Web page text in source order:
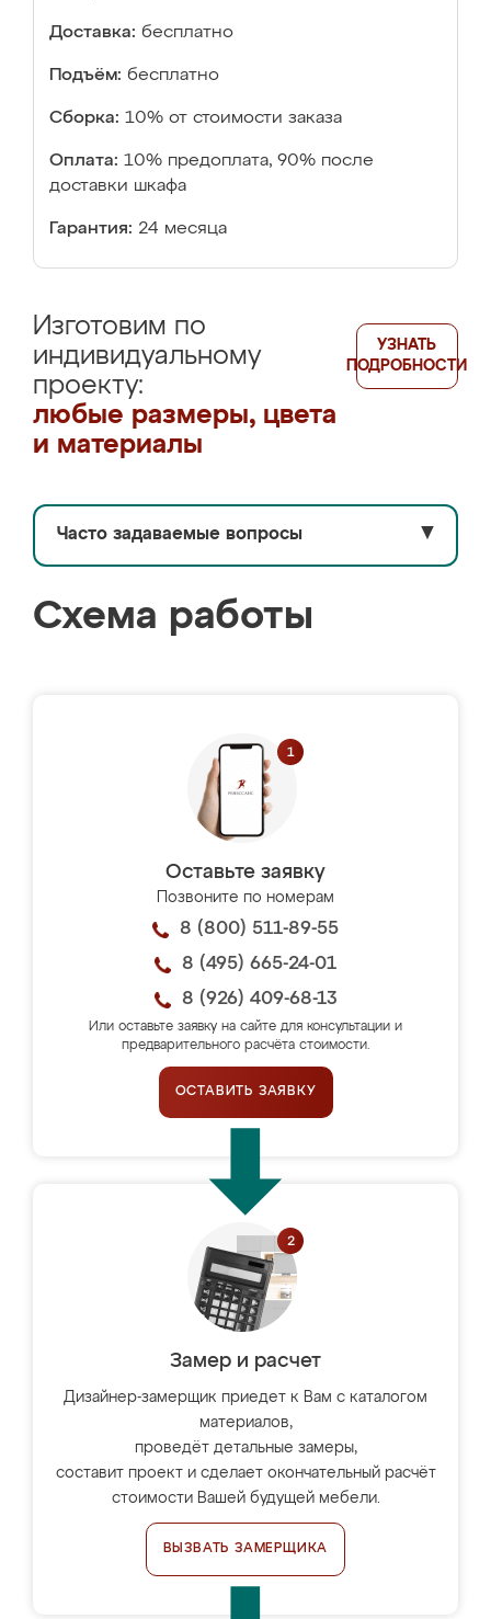
Доставка: бесплатно
Подъём: бесплатно
Сборка: 10% от стоимости заказа
Оплата: 10% предоплата, 90% после
доставки шкафа
Гарантия: 24 месяца
Изготовим по
индивидуальному
проекту:
любые размеры, цвета
и материалы
УЗНАТЬ
ПОДРОБНОСТИ
Часто задаваемые вопросы ▼
Схема работы
Оставьте заявку
Позвоните по номерам
8 (800) 511-89-55
8 (495) 665-24-01
8 (926) 409-68-13
Или оставьте заявку на сайте для консультации и
предварительного расчёта стоимости.
ОСТАВИТЬ ЗАЯВКУ
Замер и расчет
Дизайнер-замерщик приедет к Вам с каталогом
материалов,
проведёт детальные замеры,
составит проект и сделает окончательный расчёт
стоимости Вашей будущей мебели.
ВЫЗВАТЬ ЗАМЕРЩИКА